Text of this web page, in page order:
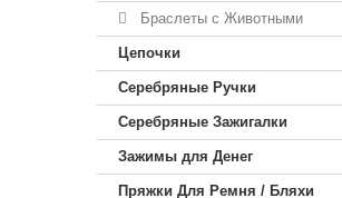
Браслеты с Животными
Цепочки
Серебряные Ручки
Серебряные Зажигалки
Зажимы для Денег
Пряжки Для Ремня / Бляхи